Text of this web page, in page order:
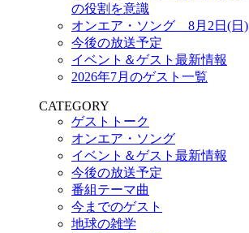
の役割を意識
オンエア・ソング 8月2日(日)
今後の放送予定
イベント＆ゲスト最新情報
2026年7月のゲスト一覧
CATEGORY
ゲストトーク
オンエア・ソング
イベント＆ゲスト最新情報
今後の放送予定
番組テーマ曲
今までのゲスト
地球の雑学